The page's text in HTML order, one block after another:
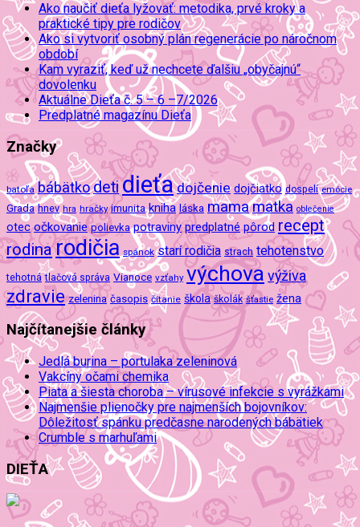
Ako naučiť dieťa lyžovať: metodika, prvé kroky a
praktické tipy pre rodičov
Ako si vytvoriť osobný plán regenerácie po náročnom
období
Kam vyraziť, keď už nechcete ďalšiu „obyčajnú“
dovolenku
Aktuálne Dieťa č. 5 – 6 –7/2026
Predplatné magazínu Dieťa
Značky
batoľa bábätkodetidieťa dojčenie dojčiatko dospelí emócie
Grada hnev hra hračky imunita kniha láska mamamatka oblečenie
otec očkovanie polievka potraviny predplatné pôrod recept
rodinarodičia spánok starí rodičia strach tehotenstvo
tehotná tlačová správa Vianoce vzťahy výchova výživa
zdravie zelenina časopis čítanie škola školák šťastie žena
Najčítanejšie články
Jedlá burina – portulaka zeleninová
Vakcíny očami chemika
Piata a šiesta choroba – vírusové infekcie s vyrážkami
Najmenšie plienočky pre najmenších bojovníkov:
Dôležitosť spánku predčasne narodených bábätiek
Crumble s marhuľami
DIEŤA